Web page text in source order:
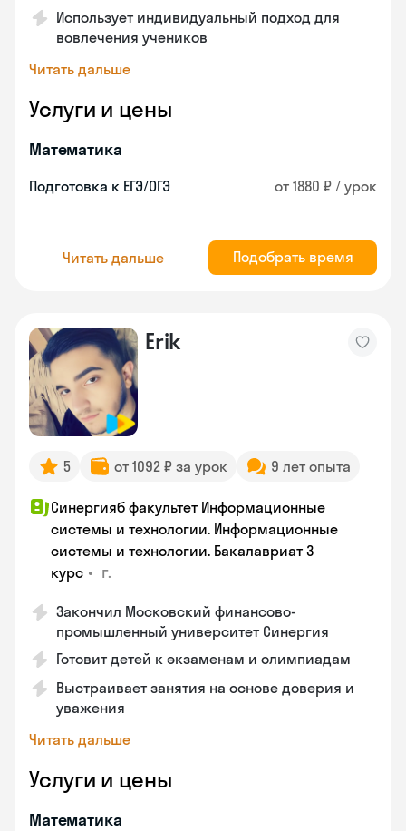
Использует индивидуальный подход для
вовлечения учеников
Читать дальше
Услуги и цены
Математика
Подготовка к ЕГЭ/ОГЭ от 1880 ₽ / урок
Читать дальше Подобрать время
Erik
5 от 1092 ₽ за урок 9 лет опыта
Синергияб факультет Информационные
системы и технологии. Информационные
системы и технологии. Бакалавриат 3
курс • г.
Закончил Московский финансово-
промышленный университет Синергия
Готовит детей к экзаменам и олимпиадам
Выстраивает занятия на основе доверия и
уважения
Читать дальше
Услуги и цены
Математика